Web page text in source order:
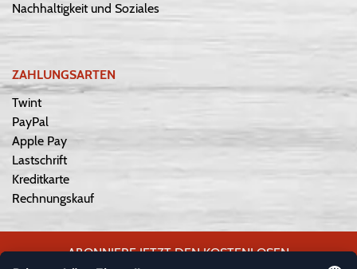
Nachhaltigkeit und Soziales
ZAHLUNGSARTEN
Twint
PayPal
Apple Pay
Lastschrift
Kreditkarte
Rechnungskauf
ABONNIERE JETZT DEN KOSTENLOSEN